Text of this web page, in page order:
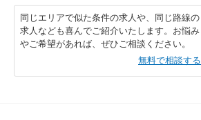
同じエリアで似た条件の求人や、同じ路線の
求人なども喜んでご紹介いたします。お悩み
やご希望があれば、ぜひご相談ください。
無料で相談する